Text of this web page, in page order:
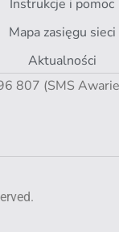
Instrukcje i pomoc
Mapa zasięgu sieci
Aktualności
807 (SMS